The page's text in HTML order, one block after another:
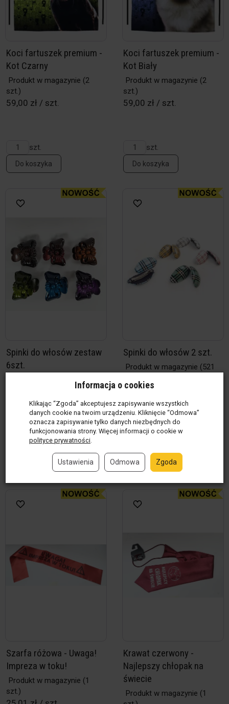
Koci fartuszek premium -
Kot Czarny
Produkt w magazynie (2
szt.)
59,00 zł / szt.
szt.
Do koszyka
Koci fartuszek premium -
Kot Biały
Produkt w magazynie (2
szt.)
59,00 zł / szt.
szt.
Do koszyka
Spinki do włosów zestaw
6szt.
Produkt w magazynie
(554
5,00 zł / szt.
szt.
Spinki do włosów 2 szt.
Produkt w magazynie (521
5,00 zł / op.
Do koszyka
Szarfa różowa - Uwaga!
Impreza w toku!
Produkt w magazynie (1
szt.)
Krawat czerwony -
Najlepszy chłopak na
świecie
Produkt w magazynie (1
Informacja o cookies
Klikając “Zgoda” akceptujesz zapisywanie wszystkich
danych cookie na twoim urządzeniu. Kliknięcie “Odmowa”
oznacza zapisywanie tylko danych niezbędnych do
funkcjonowania strony. Więcej informacji o cookie w
polityce prywatności
Ustawienia Odmowa Zgoda